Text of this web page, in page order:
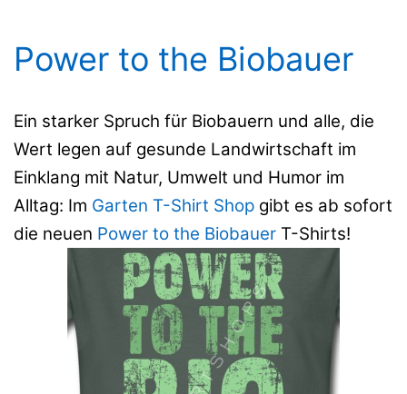
Power to the Biobauer
Ein starker Spruch für Biobauern und alle, die
Wert legen auf gesunde Landwirtschaft im
Einklang mit Natur, Umwelt und Humor im
Alltag: Im Garten T-Shirt Shop gibt es ab sofort
die neuen Power to the Biobauer T-Shirts!